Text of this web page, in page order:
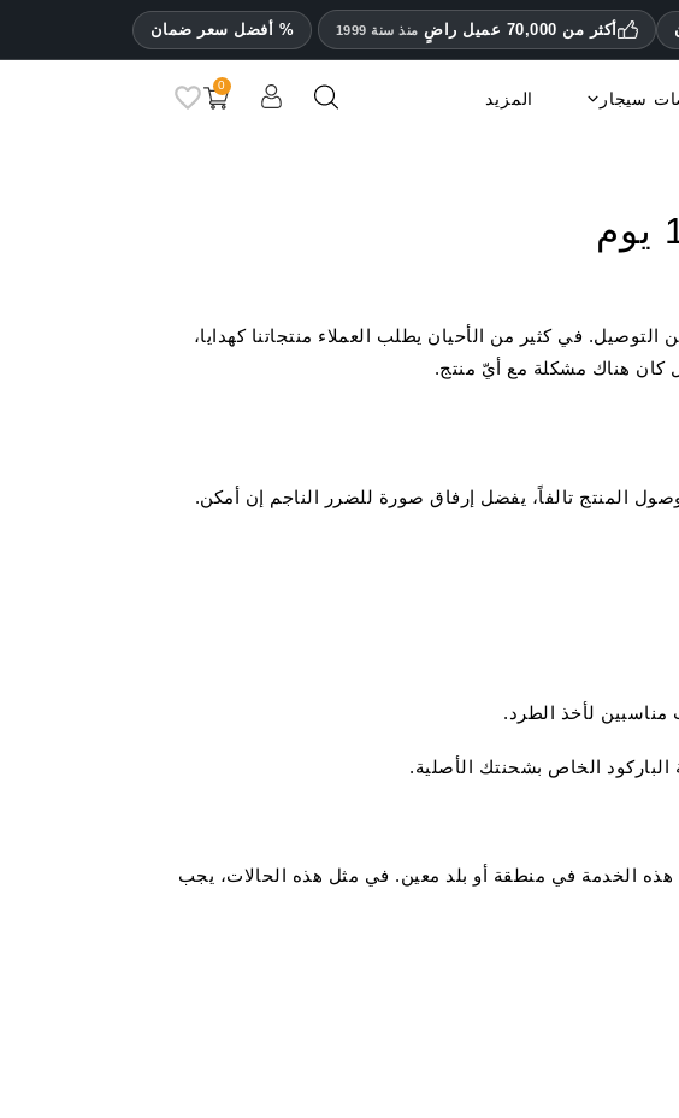
أكثر من 70,000 عميل راضٍ منذ سنة 1999 % أفضل سعر ضمان
0
سيجار المزيد
راضياً عن الشراء على الإطلاق، يمكنك إعادة المنتج غير المستخدم خلال 100 يوم من التوصيل. في كثير من الأحيان يطلب العملاء منتجاتنا كهدايا،
كان هناك مشكلة مع أيّ منتج.
المنتج تالفاً، يفضل إرفاق صورة للضرر الناجم إن أمكن.
لأخذ الطرد.
الباركود الخاص بشحنتك الأصلية.
هذه الخدمة في منطقة أو بلد معين. في مثل هذه الحالات، يجب